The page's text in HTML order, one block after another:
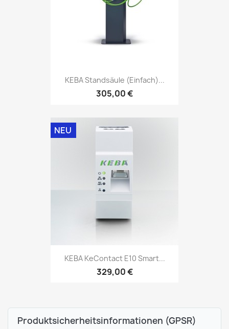
KEBA Standsäule (einfach)...
305,00 €
KEBA KeContact E10 Smart...
329,00 €
NEU
Produktsicherheitsinformationen (GPSR)